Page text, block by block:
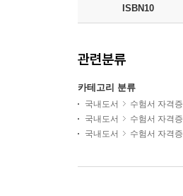
ISBN10
관련분류
카테고리 분류
국내도서 수험서 자격증
국내도서
수험서 자격증
국내도서
수험서 자격증